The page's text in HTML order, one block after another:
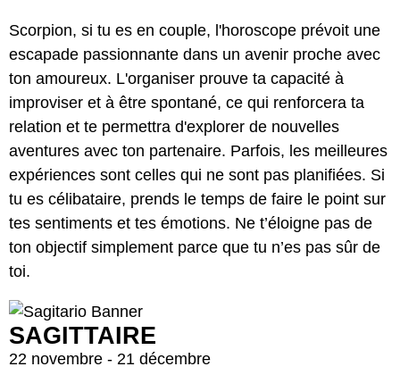
Scorpion, si tu es en couple, l'horoscope prévoit une
escapade passionnante dans un avenir proche avec
ton amoureux. L'organiser prouve ta capacité à
improviser et à être spontané, ce qui renforcera ta
relation et te permettra d'explorer de nouvelles
aventures avec ton partenaire. Parfois, les meilleures
expériences sont celles qui ne sont pas planifiées. Si
tu es célibataire, prends le temps de faire le point sur
tes sentiments et tes émotions. Ne t’éloigne pas de
ton objectif simplement parce que tu n’es pas sûr de
toi.
SAGITTAIRE
22 novembre - 21 décembre